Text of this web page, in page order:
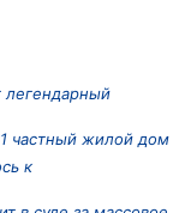
легендарный
частный жилой дом
к